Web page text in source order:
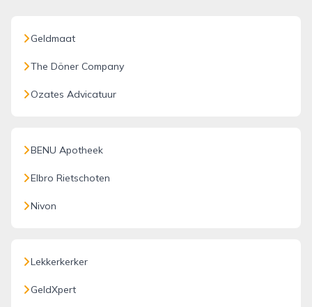
Geldmaat
The Döner Company
Ozates Advicatuur
BENU Apotheek
Elbro Rietschoten
Nivon
Lekkerkerker
GeldXpert